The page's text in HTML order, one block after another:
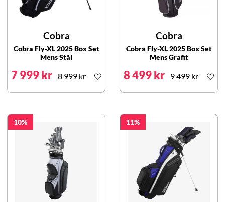
Cobra
Cobra Fly-XL 2025 Box Set
Mens Stål
7 999 kr 8 999 kr
Cobra
Cobra Fly-XL 2025 Box Set
Mens Grafit
8 499 kr 9 499 kr
10 11